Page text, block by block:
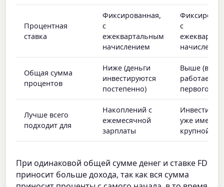
Процентная
ставка
Фиксированная,
с
ежеквартальным
начислением
с
Общая сумма
процентов
Ниже (деньги
инвестируются
постепенно)
Выше (вся
работает с
первого
Лучше всего
подходит для
Накоплений с
ежемесячной
зарплаты
уже
крупной
При одинаковой общей сумме денег и ставке FD
приносит больше дохода, так как вся сумма